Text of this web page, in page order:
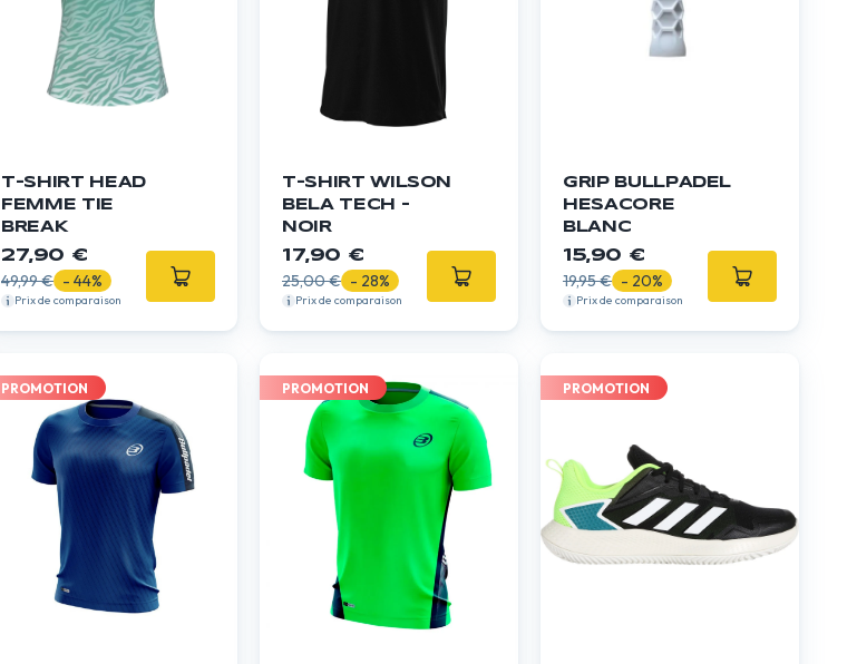
T-SHIRT HEAD
FEMME TIE
BREAK
27,90 €
49,99 € - 44%
Prix de comparaison
T-SHIRT WILSON
BELA TECH -
NOIR
17,90 €
25,00 € - 28%
Prix de comparaison
GRIP BULLPADEL
HESACORE
BLANC
15,90 €
19,95 € - 20%
Prix de comparaison
PROMOTION PROMOTION PROMOTION